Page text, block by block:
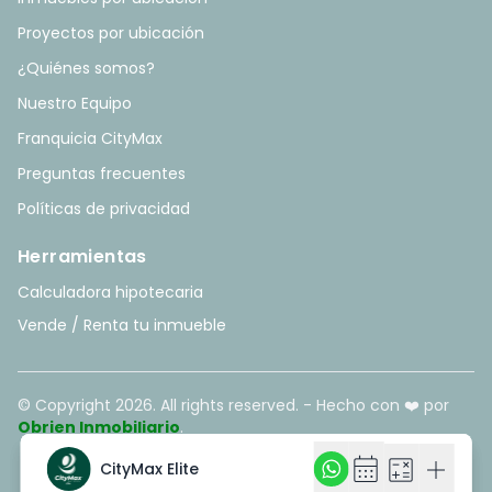
CityMax Elite calendar_month calculate add
CityMax Elite calendar_month calculate add
Proyectos por ubicación
¿Quiénes somos?
Nuestro Equipo
Franquicia CityMax
Preguntas frecuentes
Políticas de privacidad
Herramientas
Calculadora hipotecaria
Vende / Renta tu inmueble
© Copyright 2026. All rights reserved. - Hecho con ❤️ por
Obrien Inmobiliario.